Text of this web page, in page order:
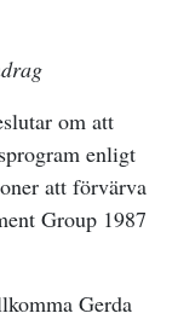
om att
enligt
att förvärva
Group 1987
Gerda